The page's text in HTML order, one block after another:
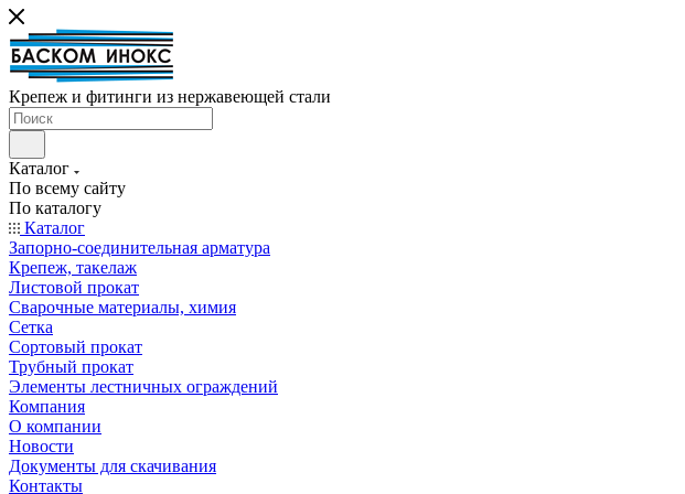
Крепеж и фитинги из нержавеющей стали
Каталог
По всему сайту
По каталогу
Каталог
Запорно-соединительная арматура
Крепеж, такелаж
Листовой прокат
Сварочные материалы, химия
Сетка
Сортовый прокат
Трубный прокат
Элементы лестничных ограждений
Компания
О компании
Новости
Документы для скачивания
Контакты